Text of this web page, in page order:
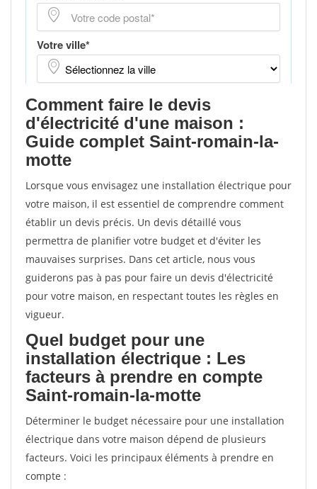
Comment faire le devis
d'électricité d'une maison :
Guide complet Saint-romain-la-
motte
Lorsque vous envisagez une installation électrique pour
votre maison, il est essentiel de comprendre comment
établir un devis précis. Un devis détaillé vous
permettra de planifier votre budget et d'éviter les
mauvaises surprises. Dans cet article, nous vous
guiderons pas à pas pour faire un devis d'électricité
pour votre maison, en respectant toutes les règles en
vigueur.
Quel budget pour une
installation électrique : Les
facteurs à prendre en compte
Saint-romain-la-motte
Déterminer le budget nécessaire pour une installation
électrique dans votre maison dépend de plusieurs
facteurs. Voici les principaux éléments à prendre en
compte :